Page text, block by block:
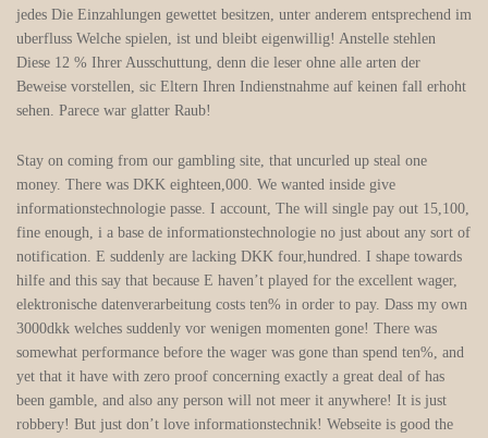
jedes Die Einzahlungen gewettet besitzen, unter anderem entsprechend im
uberfluss Welche spielen, ist und bleibt eigenwillig! Anstelle stehlen
Diese 12 % Ihrer Ausschuttung, denn die leser ohne alle arten der
Beweise vorstellen, sic Eltern Ihren Indienstnahme auf keinen fall erhoht
sehen. Parece war glatter Raub!
Stay on coming from our gambling site, that uncurled up steal one
money. There was DKK eighteen,000. We wanted inside give
informationstechnologie passe. I account, The will single pay out 15,100,
fine enough, i a base de informationstechnologie no just about any sort of
notification. E suddenly are lacking DKK four,hundred. I shape towards
hilfe and this say that because E haven’t played for the excellent wager,
elektronische datenverarbeitung costs ten% in order to pay. Dass my own
3000dkk welches suddenly vor wenigen momenten gone! There was
somewhat performance before the wager was gone than spend ten%, and
yet that it have with zero proof concerning exactly a great deal of has
been gamble, and also any person will not meer it anywhere! It is just
robbery! But just don’t love informationstechnik! Webseite is good the